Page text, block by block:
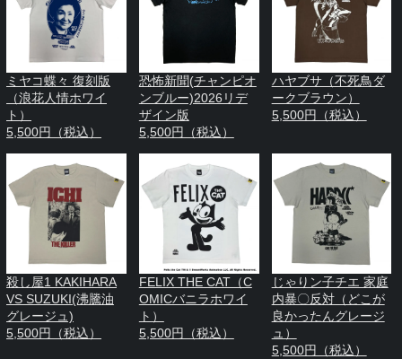
ミヤコ蝶々 復刻版
（浪花人情ホワイ
ト）
5,500円（税込）
恐怖新聞(チャンピオ
ンブルー)2026リデ
ザイン版
5,500円（税込）
ハヤブサ（不死鳥ダ
ークブラウン）
5,500円（税込）
殺し屋1 KAKIHARA
VS SUZUKI(沸騰油
グレージュ)
5,500円（税込）
FELIX THE CAT（C
OMICバニラホワイ
ト）
5,500円（税込）
じゃりン子チエ 家庭
内暴〇反対（どこが
良かったんグレージ
ュ）
5,500円（税込）